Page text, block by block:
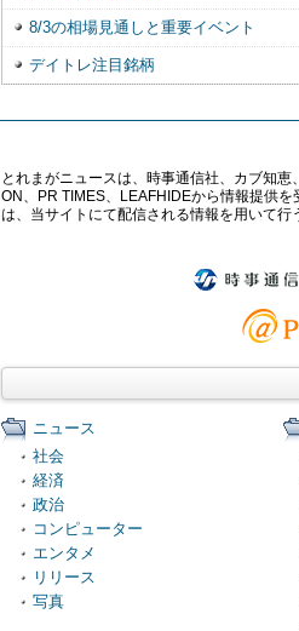
8/3の相場見通しと重要イベント
デイトレ注目銘柄
とれまがニュースは、時事通信社、カブ知
ON、PR TIMES、LEAFHIDEから情報提供
は、当サイトにて配信される情報を用いて行
ニュース
社会
経済
政治
コンピューター
エンタメ
リリース
写真